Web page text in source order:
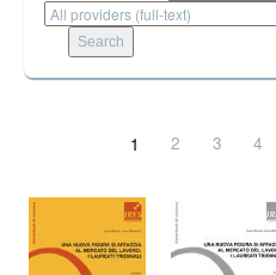
1 2 3 4